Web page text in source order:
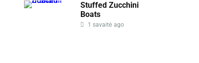
Stuffed Zucchini
Boats
1 savaitė ago